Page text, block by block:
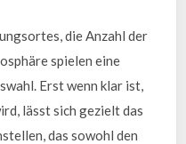
die Anzahl der
spielen eine
Erst wenn klar ist,
lässt sich gezielt das
das sowohl den